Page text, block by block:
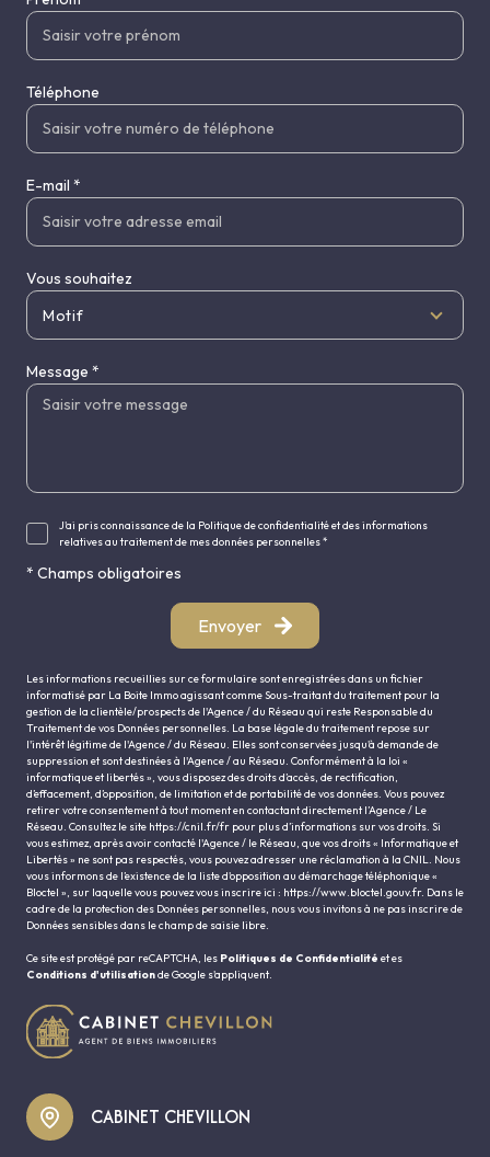
Téléphone
E-mail *
Vous souhaitez
Motif
Message *
J'ai pris connaissance de la Politique de confidentialité et des informations
relatives au traitement de mes données personnelles *
* Champs obligatoires
Envoyer
Les informations recueillies sur ce formulaire sont enregistrées dans un fichier
informatisé par La Boite Immo agissant comme Sous-traitant du traitement pour la
gestion de la clientèle/prospects de l'Agence / du Réseau qui reste Responsable du
Traitement de vos Données personnelles. La base légale du traitement repose sur
l'intérêt légitime de l'Agence / du Réseau. Elles sont conservées jusqu'à demande de
suppression et sont destinées à l'Agence / au Réseau. Conformément à la loi «
informatique et libertés », vous disposez des droits d’accès, de rectification,
d’effacement, d’opposition, de limitation et de portabilité de vos données. Vous pouvez
retirer votre consentement à tout moment en contactant directement l’Agence / Le
Réseau. Consultez le site https://cnil.fr/fr pour plus d’informations sur vos droits. Si
vous estimez, après avoir contacté l'Agence / le Réseau, que vos droits « Informatique et
Libertés » ne sont pas respectés, vous pouvez adresser une réclamation à la CNIL. Nous
vous informons de l’existence de la liste d'opposition au démarchage téléphonique «
Bloctel », sur laquelle vous pouvez vous inscrire ici : https://www.bloctel.gouv.fr. Dans le
cadre de la protection des Données personnelles, nous vous invitons à ne pas inscrire de
Données sensibles dans le champ de saisie libre.
Ce site est protégé par reCAPTCHA, les Politiques de Confidentialité et es
Conditions d'utilisationde Google s'appliquent.
CABINET CHEVILLON